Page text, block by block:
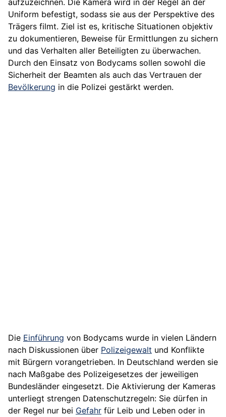
aufzuzeichnen. Die Kamera wird in der Regel an der
Uniform befestigt, sodass sie aus der Perspektive des
Trägers filmt. Ziel ist es, kritische Situationen objektiv
zu dokumentieren, Beweise für Ermittlungen zu sichern
und das Verhalten aller Beteiligten zu überwachen.
Durch den Einsatz von Bodycams sollen sowohl die
Sicherheit der Beamten als auch das Vertrauen der
Bevölkerung in die Polizei gestärkt werden.
Die Einführung von Bodycams wurde in vielen Ländern
nach Diskussionen über Polizeigewalt und Konflikte
mit Bürgern vorangetrieben. In Deutschland werden sie
nach Maßgabe des Polizeigesetzes der jeweiligen
Bundesländer eingesetzt. Die Aktivierung der Kameras
unterliegt strengen Datenschutzregeln: Sie dürfen in
der Regel nur bei Gefahr für Leib und Leben oder in